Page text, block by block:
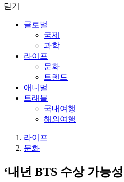
닫기
글로벌
국제
과학
라이프
문화
트렌드
애니멀
트래블
국내여행
해외여행
라이프
문화
‘내년 BTS 수상 가능